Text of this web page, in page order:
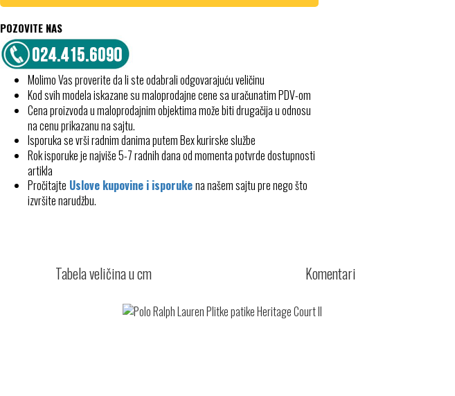
POZOVITE NAS
Molimo Vas proverite da li ste odabrali odgovarajuću veličinu
Kod svih modela iskazane su maloprodajne cene sa uračunatim PDV-om
Cena proizvoda u maloprodajnim objektima može biti drugačija u odnosu
na cenu prikazanu na sajtu.
Isporuka se vrši radnim danima putem Bex kurirske službe
Rok isporuke je najviše 5-7 radnih dana od momenta potvrde dostupnosti
artikla
Pročitajte Uslove kupovine i isporukena našem sajtu pre nego što
izvršite narudžbu.
Tabela veličina u cm Komentari